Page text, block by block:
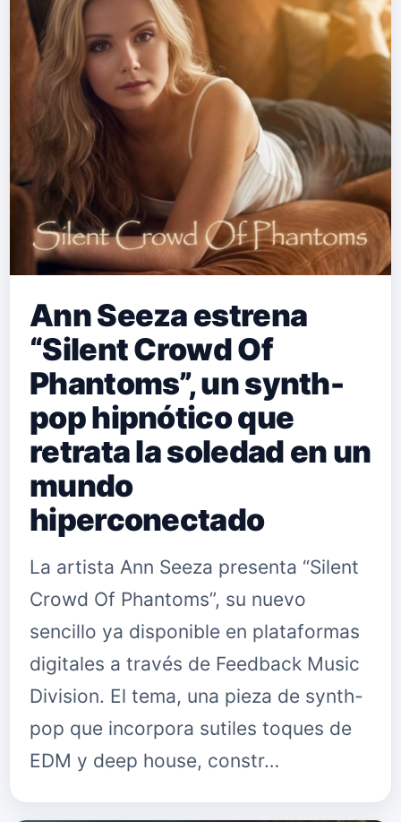
Ann Seeza estrena
“Silent Crowd Of
Phantoms”, un synth-
pop hipnótico que
retrata la soledad en un
mundo
hiperconectado
La artista Ann Seeza presenta “Silent
Crowd Of Phantoms”, su nuevo
sencillo ya disponible en plataformas
digitales a través de Feedback Music
Division. El tema, una pieza de synth-
pop que incorpora sutiles toques de
EDM y deep house, constr…